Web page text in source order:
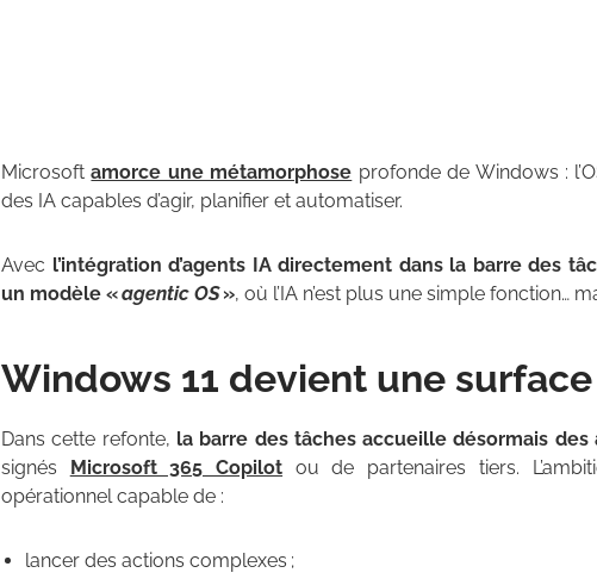
Microsoftamorce une métamorphose profonde de Windows :
des IA capables d’agir, planifier et automatiser.
Avec l’intégration d’agents IA directement dans la barre des
un modèle «agentic OS», où l’IA n’est plus une simple fonction…
Windows 11 devient une
Dans cette refonte, la barre des tâches accueille désormais
signés Microsoft 365 Copilot ou de partenaires tiers.
opérationnel capable de :
lancer des actions complexes ;